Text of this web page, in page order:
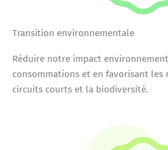
Transition environnementale
Réduire notre impact
consommations et en favorisant les
circuits courts et la biodiversité.